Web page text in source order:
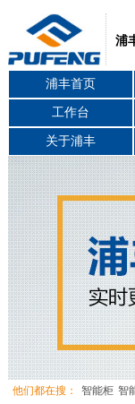
浦
浦丰首页
工作台
关于浦丰
他们都在搜： 智能柜 智